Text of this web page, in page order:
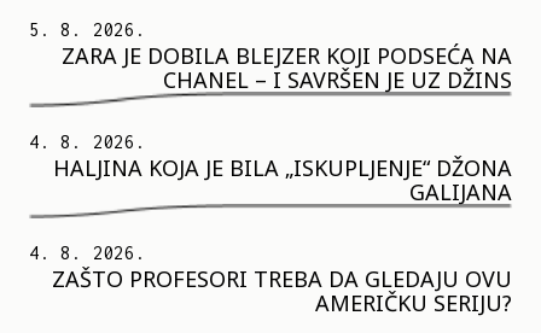
5. 8. 2026.
ZARA JE DOBILA BLEJZER KOJI PODSEĆA NA
CHANEL – I SAVRŠEN JE UZ DŽINS
4. 8. 2026.
HALJINA KOJA JE BILA „ISKUPLJENJE“ DŽONA
GALIJANA
4. 8. 2026.
ZAŠTO PROFESORI TREBA DA GLEDAJU OVU
AMERIČKU SERIJU?